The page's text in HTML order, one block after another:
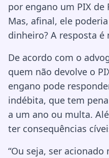
por engano um PIX de
Mas, afinal, ele
dinheiro? A resposta é
De acordo com o
quem não devolve o
engano pode
indébita, que tem
a um ano ou multa.
ter consequências
“Ou seja, ser acionado